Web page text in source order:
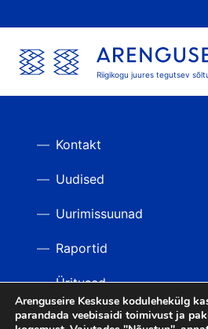
Riigikogu juures tegutsev
Kontakt
Uudised
Uurimissuunad
Raportid
Üritused
Videod
Arenguseire Keskuse kodulehekülg
parandada veebisaidi toimivust ja